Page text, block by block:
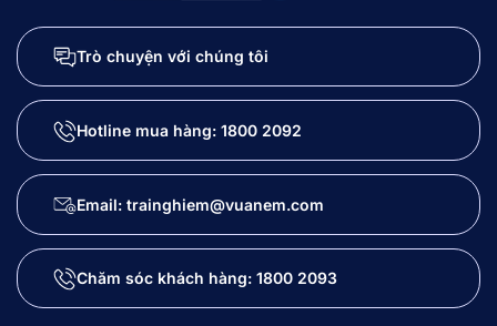
Trò chuyện với chúng tôi
Hotline mua hàng: 1800 2092
Email: trainghiem@vuanem.com
Chăm sóc khách hàng: 1800 2093